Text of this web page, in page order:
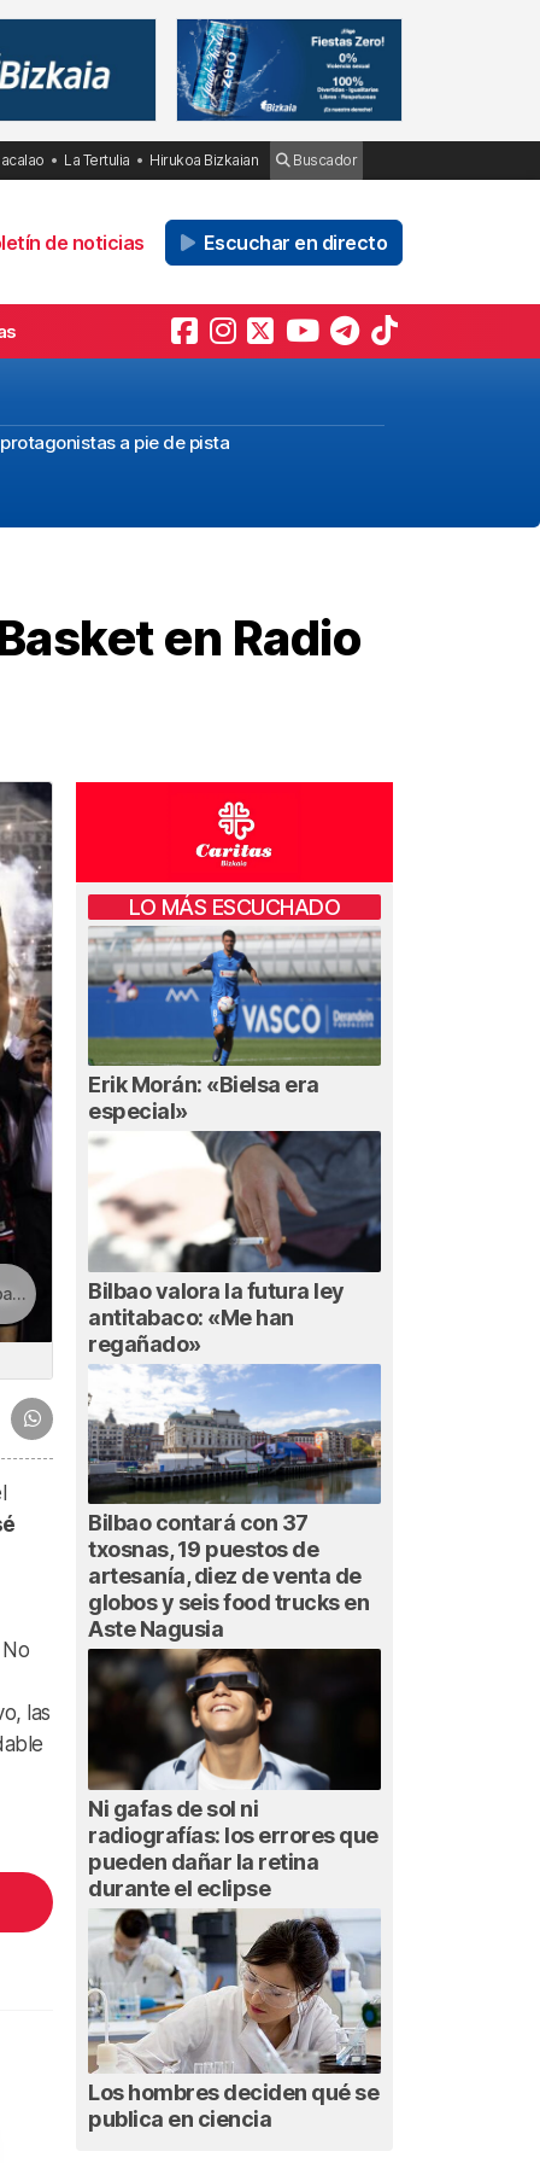
La Tertulia Hirukoa Bizkaian Buscador
de noticias Escuchar en directo
a pie de pista
en Radio
las
LO MÁS ESCUCHADO
Erik Morán: «Bielsa era
especial»
Bilbao valora la futura ley
antitabaco: «Me han
regañado»
Bilbao contará con 37
txosnas, 19 puestos de
artesanía, diez de venta de
globos y seis food trucks en
Aste Nagusia
Ni gafas de sol ni
radiografías: los errores que
pueden dañar la retina
durante el eclipse
Los hombres deciden qué se
publica en ciencia